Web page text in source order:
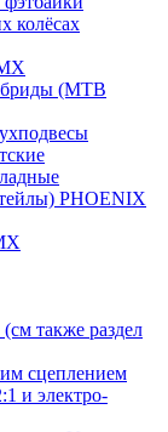
колёсах
(MTB
PHOENIX
также раздел
сцеплением
и электро-